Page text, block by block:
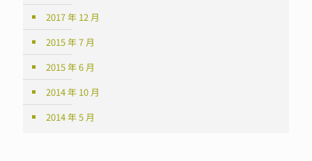
2017 年 12 月
2015 年 7 月
2015 年 6 月
2014 年 10 月
2014 年 5 月